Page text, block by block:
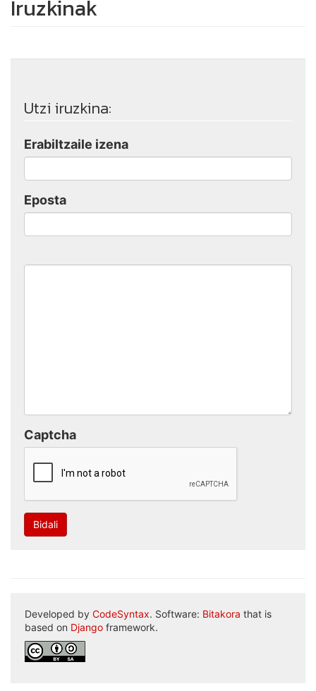
Iruzkinak
Utzi iruzkina:
Erabiltzaile izena
Eposta
Captcha
Bidali
Developed by CodeSyntax. Software: Bitakora that is
based on Django framework.